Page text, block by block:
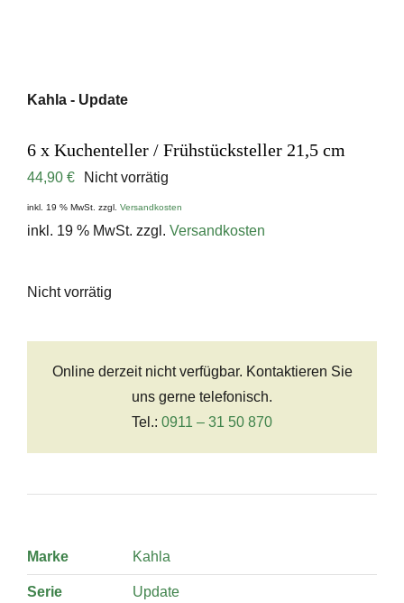
Kahla - Update
6 x Kuchenteller / Frühstücksteller 21,5 cm
44,90 € Nicht vorrätig
inkl. 19 % MwSt. zzgl. Versandkosten
inkl. 19 % MwSt. zzgl. Versandkosten
Nicht vorrätig
Online derzeit nicht verfügbar. Kontaktieren Sie
uns gerne telefonisch.
Tel.: 0911 – 31 50 870
Marke Kahla
Serie Update